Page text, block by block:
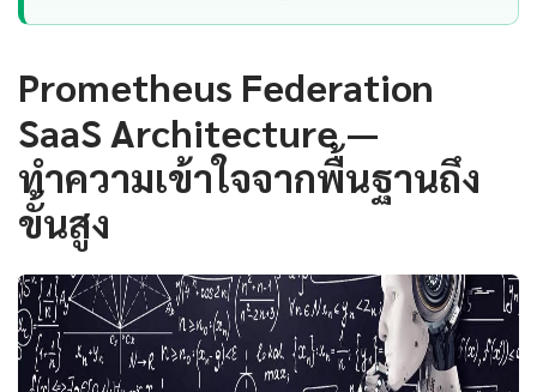
Prometheus Federation
SaaS Architecture —
ทำความเข้าใจจากพื้นฐานถึง
ขั้นสูง